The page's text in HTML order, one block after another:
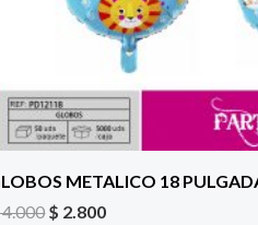
METALICO 18
4.000$ 2.800